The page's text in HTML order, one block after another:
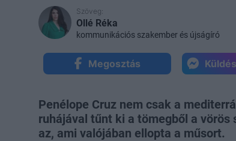
Szöveg:
Ollé Réka
kommunikációs szakember és újságíró
Megosztás
Penélope Cruz nem csak a
ruhájával tűnt ki a tömegből a
az, ami valójában ellopta a műsort.